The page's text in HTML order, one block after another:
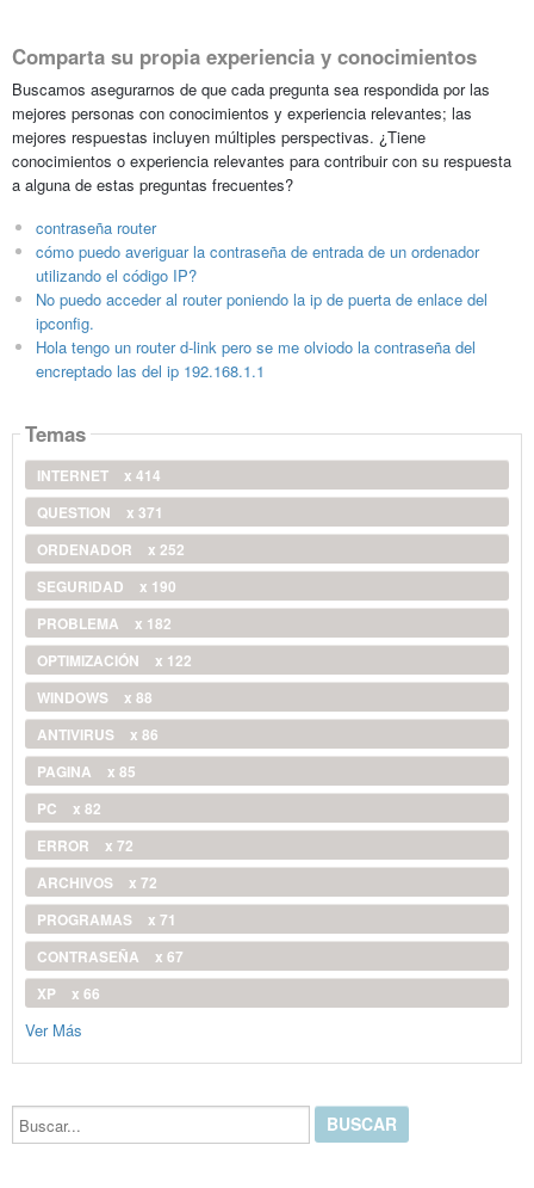
Comparta su propia experiencia y conocimientos
Buscamos asegurarnos de que cada pregunta sea respondida por las
mejores personas con conocimientos y experiencia relevantes; las
mejores respuestas incluyen múltiples perspectivas. ¿Tiene
conocimientos o experiencia relevantes para contribuir con su respuesta
a alguna de estas preguntas frecuentes?
contraseña router
cómo puedo averiguar la contraseña de entrada de un ordenador
utilizando el código IP?
No puedo acceder al router poniendo la ip de puerta de enlace del
ipconfig.
Hola tengo un router d-link pero se me olviodo la contraseña del
encreptado las del ip 192.168.1.1
Temas
INTERNET
x 414
QUESTION
x 371
ORDENADOR
x 252
SEGURIDAD
x 190
PROBLEMA
x 182
OPTIMIZACIÓN
x 122
WINDOWS
x 88
ANTIVIRUS
x 86
PAGINA
x 85
PC
x 82
ERROR
x 72
ARCHIVOS
x 72
PROGRAMAS
x 71
CONTRASEÑA
x 67
XP
x 66
Ver Más
Buscar...